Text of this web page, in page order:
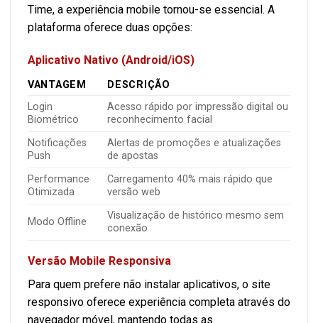
Time, a experiência mobile tornou-se essencial. A
plataforma oferece duas opções:
Aplicativo Nativo (Android/iOS)
VANTAGEM
DESCRIÇÃO
Login
Biométrico
Acesso rápido por impressão digital ou
reconhecimento facial
Notificações
Push
Alertas de promoções e atualizações
de apostas
Performance
Otimizada
Carregamento 40% mais rápido que
versão web
Modo Offline
Visualização de histórico mesmo sem
conexão
Versão Mobile Responsiva
Para quem prefere não instalar aplicativos, o site
responsivo oferece experiência completa através do
navegador móvel, mantendo todas as